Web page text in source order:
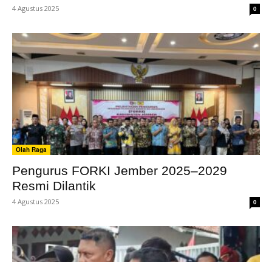
4 Agustus 2025 0
Olah Raga
Pengurus FORKI Jember 2025–2029
Resmi Dilantik
4 Agustus 2025 0